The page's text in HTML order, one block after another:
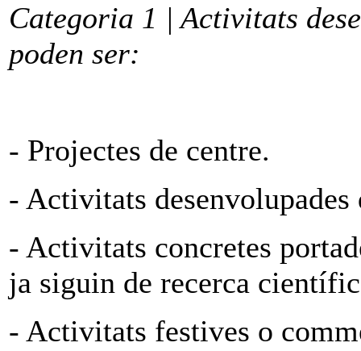
Categoria 1 | Activitats
poden ser:
- Projectes de centre.
- Activitats
- Activitats concretes
ja siguin de recerca
- Activitats festives o